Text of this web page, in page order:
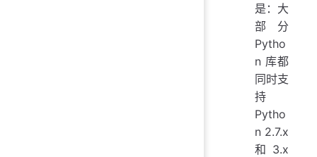
是：大
部分
Pytho
n 库都
同时支
持
Pytho
n 2.7.x
和 3.x